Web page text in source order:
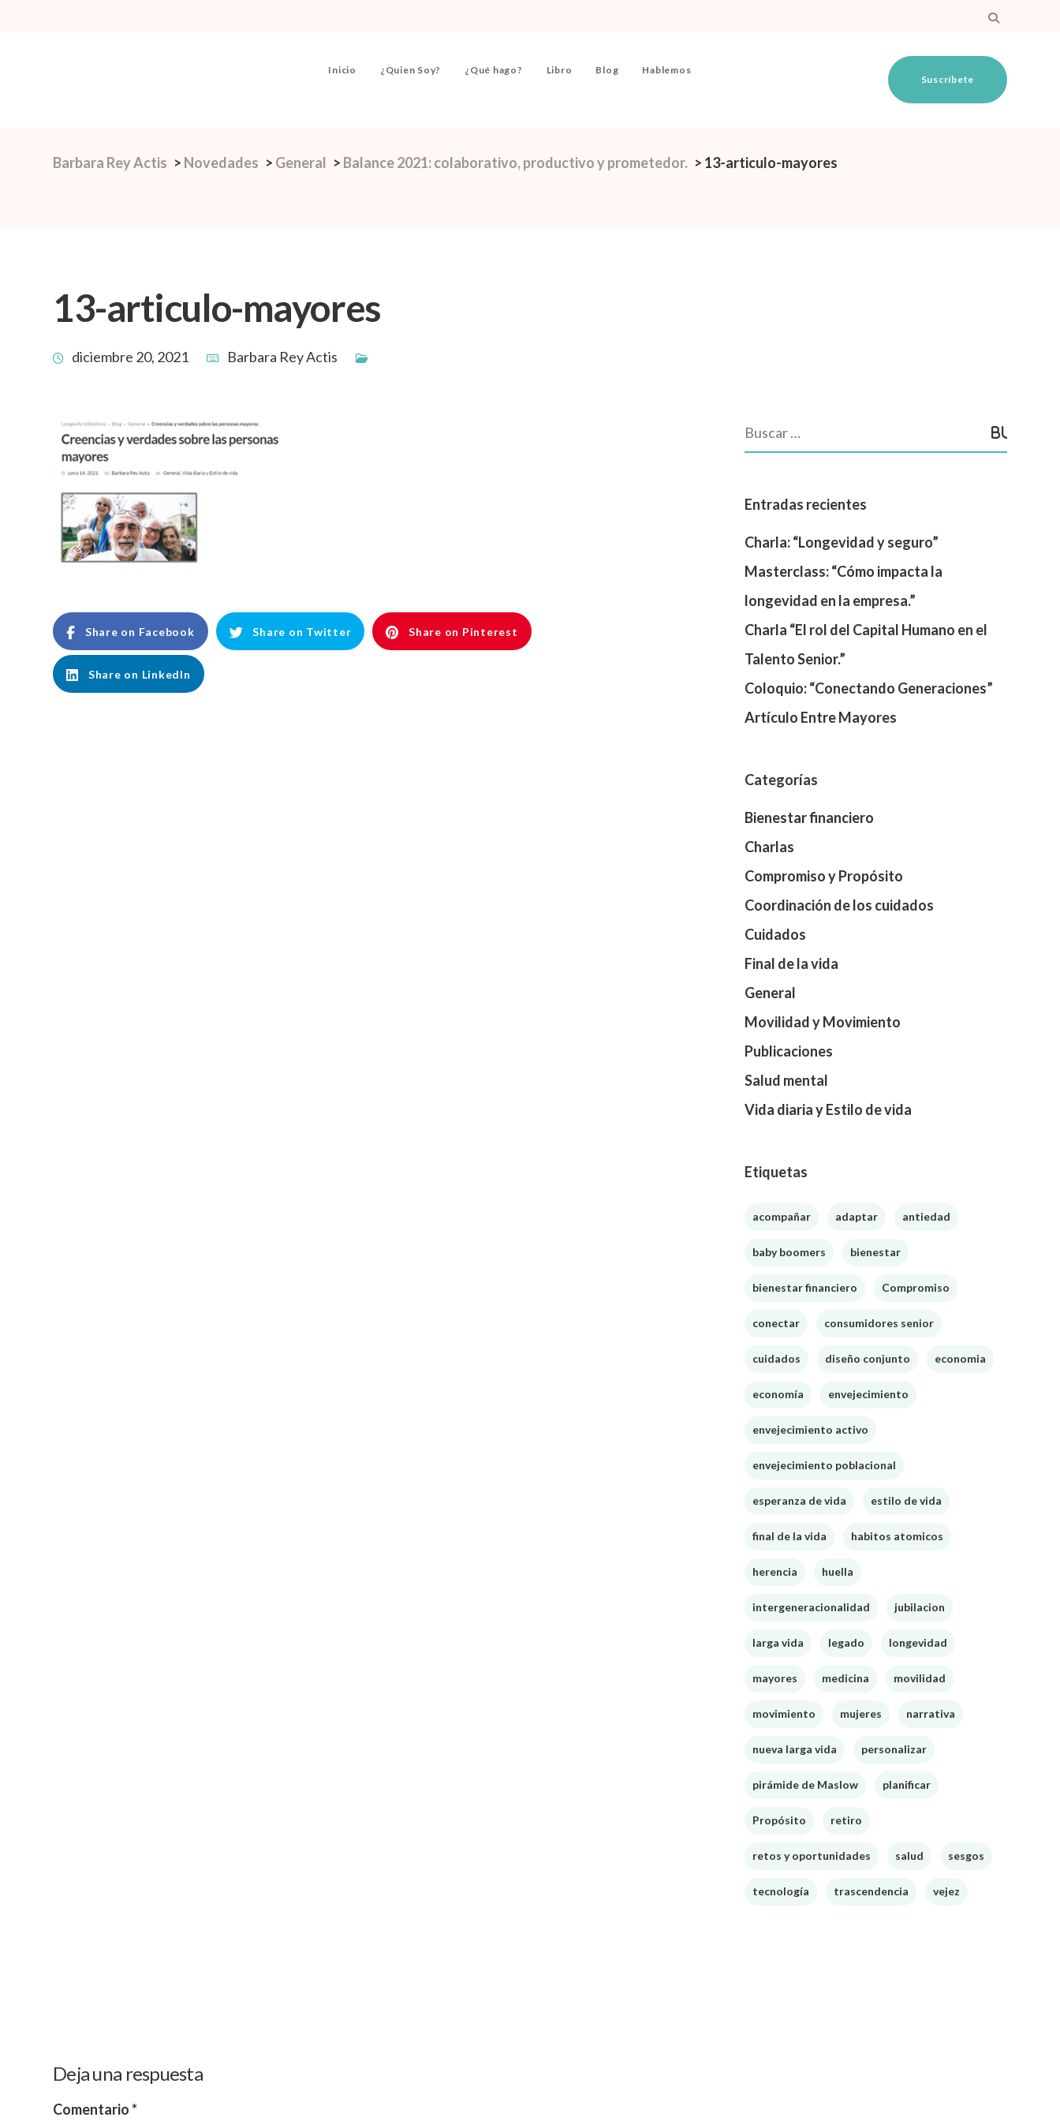
Inicio ¿Quien Soy? ¿Qué hago? Libro Blog
Hablemos
Suscríbete
Barbara Rey Actis > Novedades > General > Balance 2021: colaborativo, productivo y prometedor. > 13-articulo-mayores
13-articulo-mayores
diciembre 20, 2021 Barbara Rey Actis
Share on Facebook Share on Twitter Share on Pinterest
Share on LinkedIn
Entradas recientes
Charla: “Longevidad y seguro”
Masterclass: “Cómo impacta la
longevidad en la empresa.”
Charla “El rol del Capital Humano en el
Talento Senior.”
Coloquio: “Conectando Generaciones”
Artículo Entre Mayores
Categorías
Bienestar financiero
Charlas
Compromiso y Propósito
Coordinación de los cuidados
Cuidados
Final de la vida
General
Movilidad y Movimiento
Publicaciones
Salud mental
Vida diaria y Estilo de vida
Etiquetas
acompañar adaptar antiedad
baby boomers bienestar
bienestar financiero Compromiso
conectar consumidores senior
cuidados diseño conjunto economia
economía envejecimiento
envejecimiento activo
envejecimiento poblacional
esperanza de vida estilo de vida
final de la vida habitos atomicos
herencia huella
intergeneracionalidad jubilacion
larga vida legado longevidad
mayores medicina movilidad
movimiento mujeres narrativa
nueva larga vida personalizar
pirámide de Maslow planificar
Propósito retiro
retos y oportunidades salud sesgos
tecnología trascendencia vejez
Deja una respuesta
Comentario*